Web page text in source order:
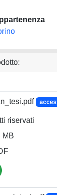
riservati
MB